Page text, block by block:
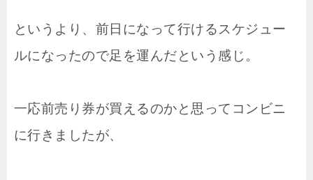
というより、前日になって行けるスケジュー
ルになったので足を運んだという感じ。
一応前売り券が買えるのかと思ってコンビニ
に行きましたが、